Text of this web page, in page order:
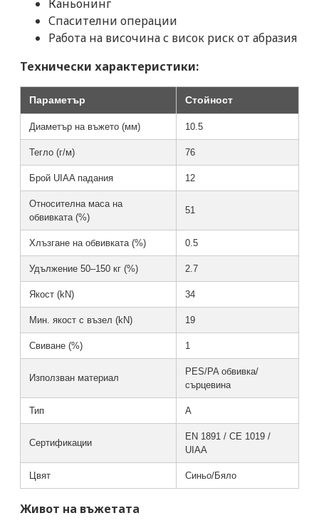
Каньонинг
Спасителни операции
Работа на височина с висок риск от абразия
Технически характеристики:
Параметър Стойност
Диаметър на въжето (мм) 10.5
Тегло (г/м) 76
Брой UIAA падания 12
Относителна маса на
обвивката (%)
51
Хлъзгане на обвивката (%) 0.5
Удължение 50–150 кг (%) 2.7
Якост (kN) 34
Мин. якост с възел (kN) 19
Свиване (%) 1
Използван материал
PES/PA обвивка/
сърцевина
Тип A
Сертификации
EN 1891 / CE 1019 /
UIAA
Цвят Синьо/Бяло
Живот на въжетата